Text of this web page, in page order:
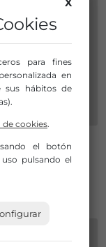
para fines
en
sus hábitos de
de cookies.
el botón
pulsando el